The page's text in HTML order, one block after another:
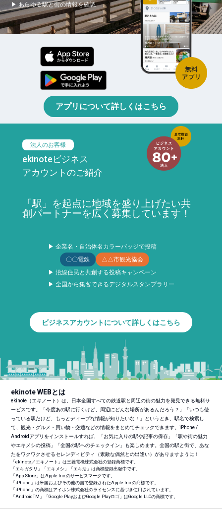
▶ あらゆる駅と街の情報を確認
アプリについて詳しくはこちら
法人のお客様
ekinoteビジネス
アカウントのご紹介
「駅」を起点に地域を盛り上げたい共
創パートナーを広く募集しています！
▶ 企業名・自治体名カラーバッジで投稿
〇〇電鉄
△△市観光協会
▶ 沿線住民と共創する投稿キャンペーン
▶ 全国から集客できるデジタルスタンプラリー
ビジネスアカウントについて詳しくはこちら
ekinote WEBとは
ekinote（エキノート）は、日本全国すべての鉄道駅と周辺の街の魅力を発見できる無料サ
ービスです。「今度あの駅に行くけど、周辺にどんな場所があるんだろう？」「いつも使
っている駅だけど、もっとディープな情報が知りたいな！」というとき、駅名で検索し
て、観光・グルメ・買い物・交通などの情報をまとめてチェックできます。iPhone /
Androidアプリをインストールすれば、「お気に入りの駅や記事の保存」「駅や街の魅力
やエキメシの投稿」「全国の駅へのチェックイン」も楽しめます。全国の駅と街で、あな
たをワクワクさせるセレンディピティ（素敵な偶然との出逢い）がありますように！
「ekinote／エキノート」は三菱電機株式会社の登録商標です。
「エキガタリ」「エキメシ」「エキ活」は商標登録出願中です。
「App Store」はApple Inc.のサービスマークです。
「iPhone」は米国およびその他の国で登録されたApple Inc.の商標です。
「iPhone」の商標はアイホン株式会社のライセンスに基づき使用されています。
「AndroidTM 」「Google PlayおよびGoogle Playロゴ」はGoogle LLCの商標です。